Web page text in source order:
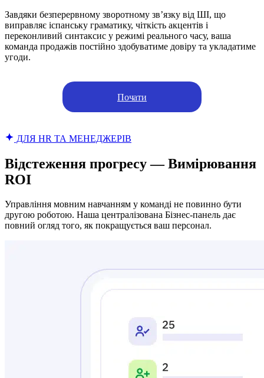
Завдяки безперервному зворотному зв’язку від ШІ, що
виправляє іспанську граматику, чіткість акцентів і
переконливий синтаксис у режимі реального часу, ваша
команда продажів постійно здобуватиме довіру та укладатиме
угоди.
Почати
ДЛЯ HR ТА МЕНЕДЖЕРІВ
Відстеження прогресу — Вимірювання
ROI
Управління мовним навчанням у команді не повинно бути
другою роботою. Наша централізована Бізнес-панель дає
повний огляд того, як покращується ваш персонал.